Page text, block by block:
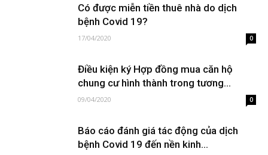
Có được miễn tiền thuê nhà do dịch
bệnh Covid 19?
17/04/2020 0
Điều kiện ký Hợp đồng mua căn hộ
chung cư hình thành trong tương...
09/04/2020 0
Báo cáo đánh giá tác động của dịch
bệnh Covid 19 đến nền kinh...